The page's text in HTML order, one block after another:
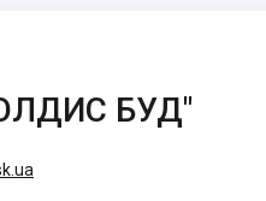
БУД"